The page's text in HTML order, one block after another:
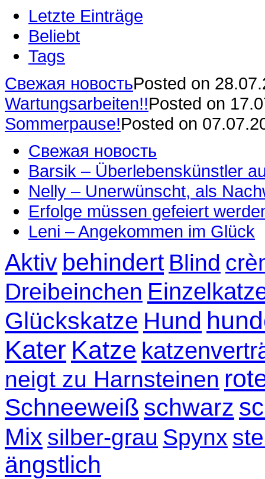
Letzte Einträge
Beliebt
Tags
Свежая новостьPosted on
Wartungsarbeiten!!Posted on
Sommerpause!Posted on
Свежая новость
Barsik – Überlebenskünstler
Nelly – Unerwünscht, als
Erfolge müssen gefeiert
Leni – Angekommen im Glück
Aktiv behindert Blind
Dreibeinchen
Glückskatze Hund
Kater Katze
neigt zu Harnsteinen
Schneeweiß schwarz
Mix silber-grau Spynx
ängstlich